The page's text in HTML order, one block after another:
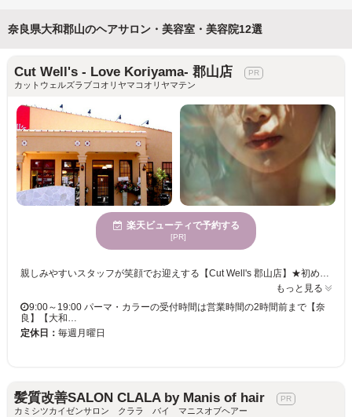
奈良県大和郡山のヘアサロン・美容室・美容院12選
Cut Well's - Love Koriyama- 郡山店
カットウェルズラブコオリヤマコオリヤマテン
楽天ビューティで予約する
[PR]
親しみやすいスタッフが笑顔でお迎えする【Cut Well's 郡山店】★初めての方でも緊張せず過ごせる温かい雰囲気と、一人ひとりに寄り添った丁寧なカウンセリングが人気のサロンです。髪質改善や縮毛矯正、美髪カラーをはじめ、顔周りレイヤーや透明感カラー、メンズカット・メンズパーマまで幅広いスタイルに対応◎髪質や骨格、ライフスタイルに合わせたご提案で毎日のスタイリングが楽になる再現性の高いヘアを叶えます。ダメージや広がり、うねり、白髪などのお悩みもお気軽にご相談ください♪トレンドを取り入れながらも、お客様一人ひとりに似合うデザインを大切にしています。居心地の良い空間づくりを心掛け、お客様にとって長く通いたくなるサロンを目指しています。無料駐車場完備でお車でも通いやすく、ご家族やご友人と一緒のご来店も大歓迎です★[髪質改善][縮毛矯正][白髪ぼかし][レイヤーカット][メンズカット]
もっと見る
9:00～19:00 パーマ・カラーの受付時間は営業時間の2時間前まで【奈
良】【大和…
定休日： 毎週月曜日
髪質改善SALON CLALA by Manis of hair
カミシツカイゼンサロン クララ バイ マニスオブヘアー